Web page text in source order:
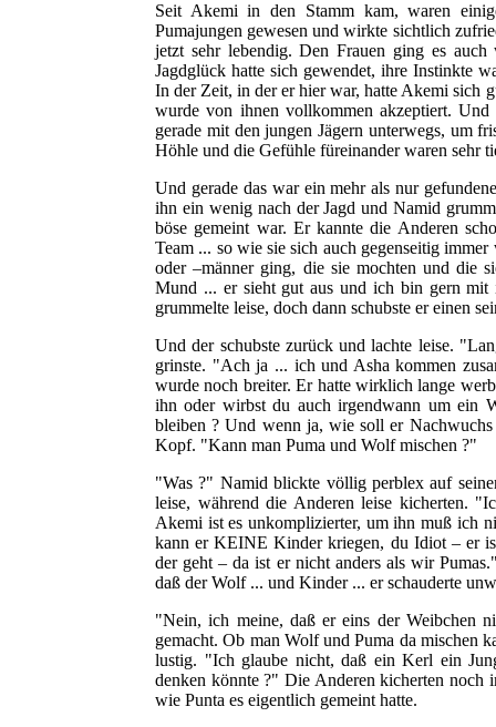
Seit Akemi in den Stamm kam, waren
Pumajungen gewesen und wirkte sichtlich
jetzt sehr lebendig. Den Frauen ging es auch
Jagdglück hatte sich gewendet, ihre Instinkte
In der Zeit, in der er hier war, hatte Akemi sich
wurde von ihnen vollkommen akzeptiert.
gerade mit den jungen Jägern unterwegs, um
Höhle und die Gefühle füreinander waren sehr
Und gerade das war ein mehr als nur
ihn ein wenig nach der Jagd und Namid
böse gemeint war. Er kannte die Anderen
Team ... so wie sie sich auch gegenseitig
oder –männer ging, die sie mochten und die
Mund ... er sieht gut aus und ich bin gern mit
grummelte leise, doch dann schubste er einen
Und der schubste zurück und lachte leise.
grinste. "Ach ja ... ich und Asha kommen
wurde noch breiter. Er hatte wirklich lange
ihn oder wirbst du auch irgendwann um ein
bleiben ? Und wenn ja, wie soll er
Kopf. "Kann man Puma und Wolf mischen ?"
"Was ?" Namid blickte völlig perblex auf
leise, während die Anderen leise kicherten.
Akemi ist es unkomplizierter, um ihn muß ich
kann er KEINE Kinder kriegen, du Idiot – er
der geht – da ist er nicht anders als wir
daß der Wolf ... und Kinder ... er schauderte
"Nein, ich meine, daß er eins der Weibchen
gemacht. Ob man Wolf und Puma da mischen
lustig. "Ich glaube nicht, daß ein Kerl ein
denken könnte ?" Die Anderen kicherten noch
wie Punta es eigentlich gemeint hatte.